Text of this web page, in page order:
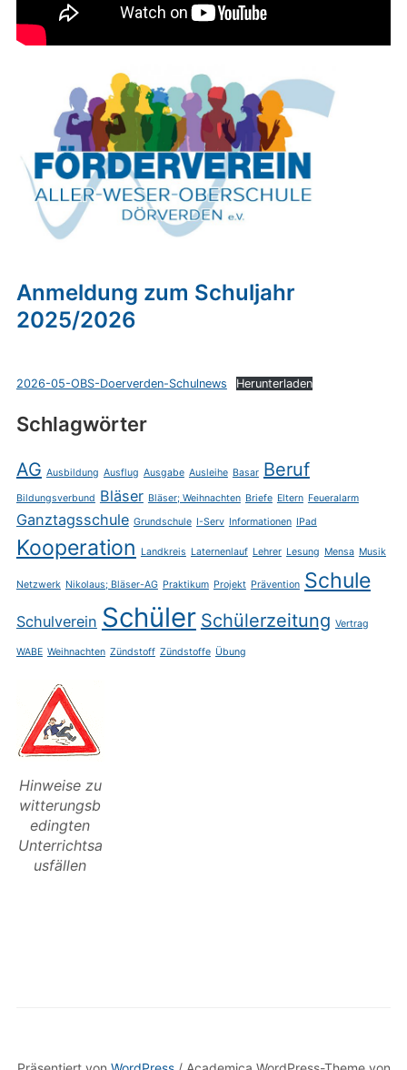
Anmeldung zum Schuljahr
2025/2026
2026-05-OBS-Doerverden-Schulnews Herunterladen
Schlagwörter
AG Ausbildung Ausflug Ausgabe Ausleihe Basar Beruf
Bildungsverbund Bläser Bläser; Weihnachten Briefe Eltern Feueralarm
Ganztagsschule Grundschule I-Serv Informationen IPad
Kooperation Landkreis Laternenlauf Lehrer Lesung Mensa Musik
Netzwerk Nikolaus; Bläser-AG Praktikum Projekt Prävention Schule
Schulverein Schüler Schülerzeitung Vertrag
WABE Weihnachten Zündstoff Zündstoffe Übung
Hinweise zu
witterungsb
edingten
Unterrichtsa
usfällen